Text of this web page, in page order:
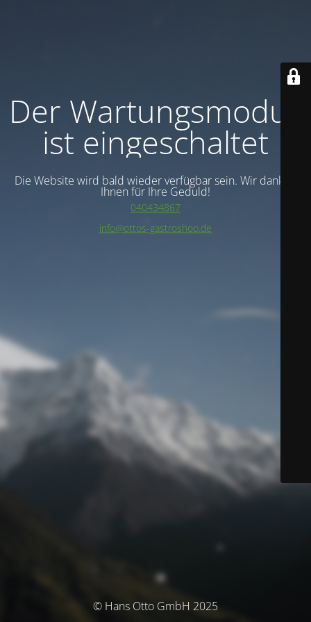
Der Wartungsmodus
ist eingeschaltet
Die Website wird bald wieder verfügbar sein. Wir danken
Ihnen für Ihre Geduld!
040434867
info@ottos-gastroshop.de
© Hans Otto GmbH 2025